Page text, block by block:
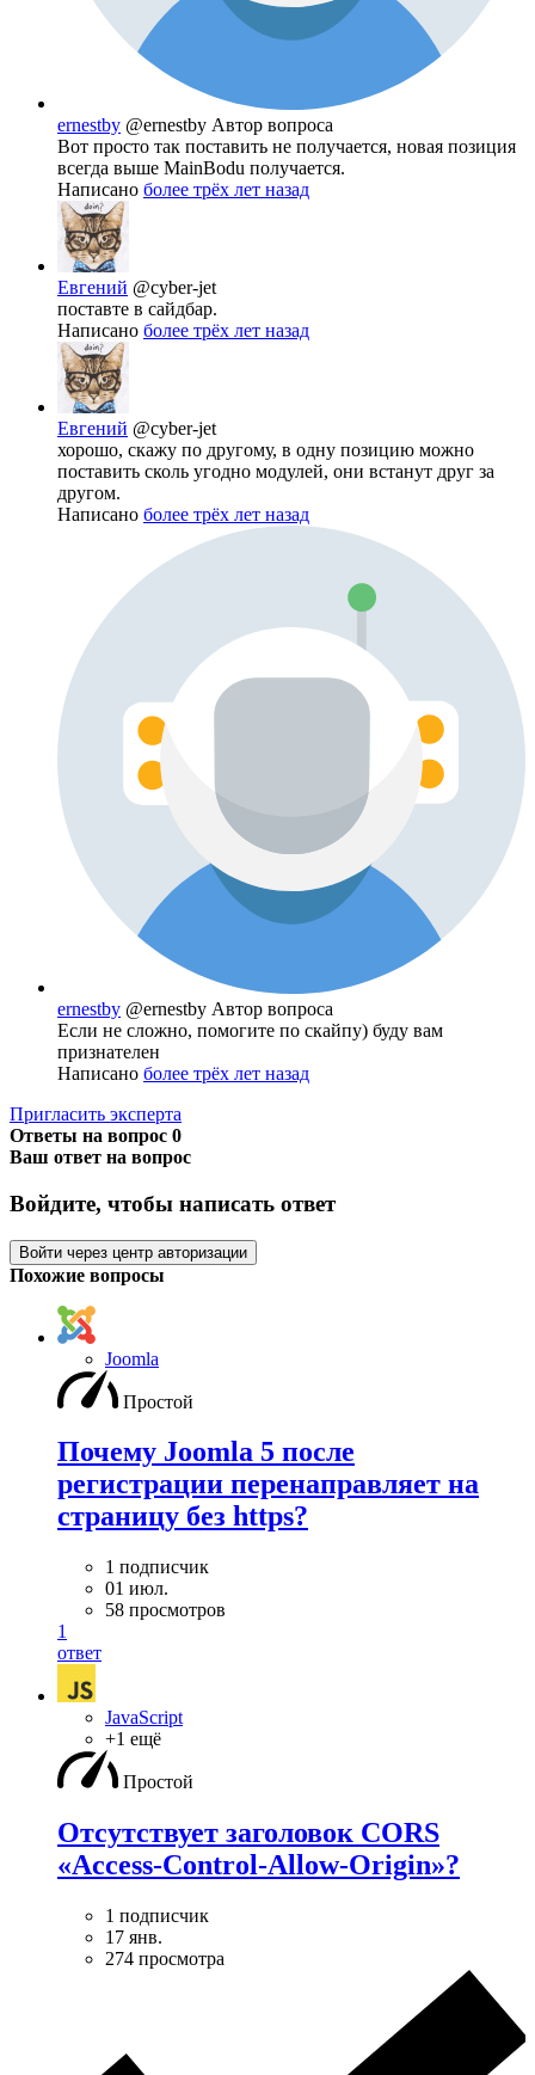
ernestby @ernestby Автор вопроса
Вот просто так поставить не получается, новая позиция
всегда выше MainBodu получается.
Написано более трёх лет назад
Евгений @cyber-jet
поставте в сайдбар.
Написано более трёх лет назад
Евгений @cyber-jet
хорошо, скажу по другому, в одну позицию можно
поставить сколь угодно модулей, они встанут друг за
другом.
Написано более трёх лет назад
ernestby @ernestby Автор вопроса
Если не сложно, помогите по скайпу) буду вам
признателен
Написано более трёх лет назад
Пригласить эксперта
Ответы на вопрос 0
Ваш ответ на вопрос
Войдите, чтобы написать ответ
Войти через центр авторизации
Похожие вопросы
Joomla
Простой
Почему Joomla 5 после
регистрации перенаправляет на
страницу без https?
1 подписчик
01 июл.
58 просмотров
1
ответ
JavaScript
+1 ещё
Простой
Отсутствует заголовок CORS
«Access-Control-Allow-Origin»?
1 подписчик
17 янв.
274 просмотра